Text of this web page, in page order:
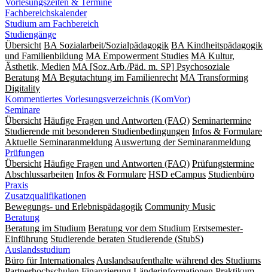
Fachbereichskalender
Studium am Fachbereich
Studiengänge
Übersicht BA Sozialarbeit/Sozialpädagogik BA Kindheitspädagogik
und Familienbildung MA Empowerment Studies MA Kultur,
Ästhetik, Medien MA [Soz.Arb./Päd. m. SP] Psychosoziale
Beratung MA Begut­ach­tung im Fami­lien­recht MA Transforming
Digitality
Kommentiertes Vorlesungsverzeichnis (KomVor)
Seminare
Übersicht Häufige Fragen und Antworten (FAQ) Seminartermine
Studierende mit besonderen Studienbedingungen Infos & Formulare
Aktuelle Seminaranmeldung Auswertung der Seminaranmeldung
Prüfungen
Übersicht Häufige Fragen und Antworten (FAQ) Prüfungstermine
Abschlussarbeiten Infos & Formulare HSD eCampus Studienbüro
Praxis
Zusatzqualifikationen
Bewegungs- und Erlebnispädagogik Community Music
Beratung
Beratung im Studium Beratung vor dem Studium Erstsemester-
Einführung Studierende beraten Studierende (StubS)
Auslandsstudium
Büro für Internationales Auslandsaufenthalte während des Studiums